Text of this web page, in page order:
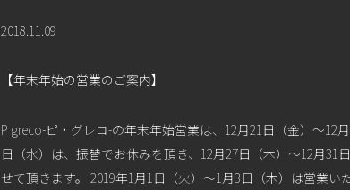
2018.11.09
【年末年始の営業のご案内】
P greco-ピ・グレコ-の年末年始営業は、12月21日（金）〜
日（水）は、振替でお休みを頂き、12月27日（木）〜12月
せて頂きます。 2019年1月1日（火）～1月3日（木）は営業い